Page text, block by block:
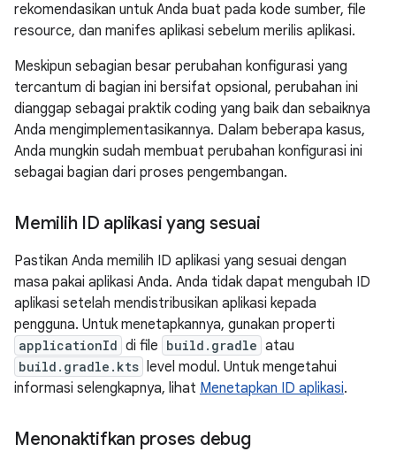
rekomendasikan untuk Anda buat pada kode sumber, file
resource, dan manifes aplikasi sebelum merilis aplikasi.
Meskipun sebagian besar perubahan konfigurasi yang
tercantum di bagian ini bersifat opsional, perubahan ini
dianggap sebagai praktik coding yang baik dan sebaiknya
Anda mengimplementasikannya. Dalam beberapa kasus,
Anda mungkin sudah membuat perubahan konfigurasi ini
sebagai bagian dari proses pengembangan.
Memilih ID aplikasi yang sesuai
Pastikan Anda memilih ID aplikasi yang sesuai dengan
masa pakai aplikasi Anda. Anda tidak dapat mengubah ID
aplikasi setelah mendistribusikan aplikasi kepada
pengguna. Untuk menetapkannya, gunakan properti
applicationId di file build.gradle atau
build.gradle.kts level modul. Untuk mengetahui
informasi selengkapnya, lihat Menetapkan ID aplikasi.
Menonaktifkan proses debug